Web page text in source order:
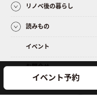
イベント予約
リノベ後の暮らし
読みもの
イベント
お問合せ